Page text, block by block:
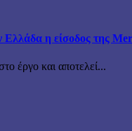
η είσοδος της
έργο και αποτελεί...